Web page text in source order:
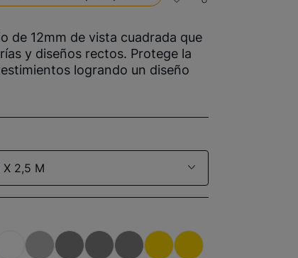
de 12mm de vista cuadrada que
y diseños rectos. Protege la
logrando un diseño
X 2,5 M